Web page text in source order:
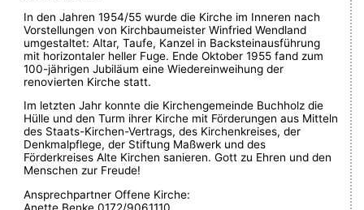
In den Jahren 1954/55 wurde die Kirche im Inneren nach
Vorstellungen von Kirchbaumeister Winfried Wendland
umgestaltet: Altar, Taufe, Kanzel in Backsteinausführung
mit horizontaler heller Fuge. Ende Oktober 1955 fand zum
100-jährigen Jubiläum eine Wiedereinweihung der
renovierten Kirche statt.
Im letzten Jahr konnte die Kirchengemeinde Buchholz die
Hülle und den Turm ihrer Kirche mit Förderungen aus Mitteln
des Staats-Kirchen-Vertrags, des Kirchenkreises, der
Denkmalpflege, der Stiftung Maßwerk und des
Förderkreises Alte Kirchen sanieren. Gott zu Ehren und den
Menschen zur Freude!
Ansprechpartner Offene Kirche: